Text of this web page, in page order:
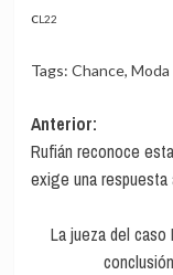
CL22
Tags: Chance, Moda
Navegación
de
entradas
Anterior:
Rufián reconoce
exige una respuesta
La jueza del caso